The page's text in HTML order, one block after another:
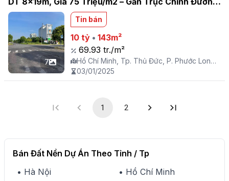
30m
7
Tin bán
10 tỷ •143m²
69.93 tr./m²
Hồ Chí Minh, Tp. Thủ Đức, P. Phước Long
B
03/01/2025
1 2
Bán Đất Nền Dự Án Theo Tỉnh / Tp
• Hà Nội
• Hồ Chí Minh